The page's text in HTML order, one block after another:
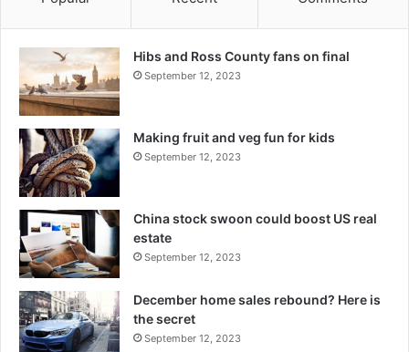
Hibs and Ross County fans on final
September 12, 2023
Making fruit and veg fun for kids
September 12, 2023
China stock swoon could boost US real
estate
September 12, 2023
December home sales rebound? Here is
the secret
September 12, 2023